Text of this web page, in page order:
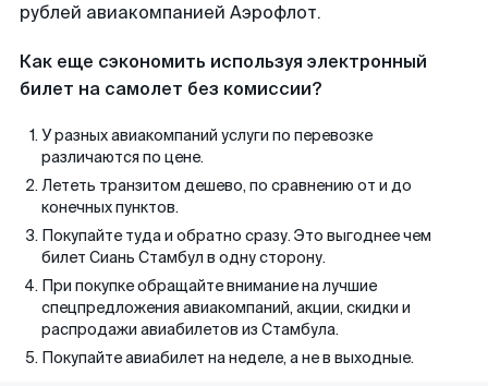
рублей авиакомпанией Аэрофлот.
Как еще сэкономить используя электронный
билет на самолет без комиссии?
У разных авиакомпаний услуги по перевозке
различаются по цене.
Лететь транзитом дешево, по сравнению от и до
конечных пунктов.
Покупайте туда и обратно сразу. Это выгоднее чем
билет Сиань Стамбул в одну сторону.
При покупке обращайте внимание на лучшие
спецпредложения авиакомпаний, акции, скидки и
распродажи авиабилетов из Стамбула.
Покупайте авиабилет на неделе, а не в выходные.